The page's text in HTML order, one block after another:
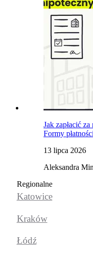
Jak zapłacić
Formy
13 lipca 2026
Aleksandra
Regionalne
Katowice
Kraków
Łódź